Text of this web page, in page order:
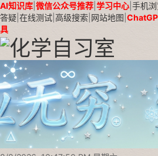
AI知识库 微信公众号推荐 学习中心 手机浏
答疑 在线测试 高级搜索 网站地图
具